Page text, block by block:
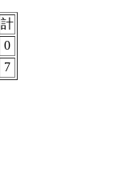
計
0
7